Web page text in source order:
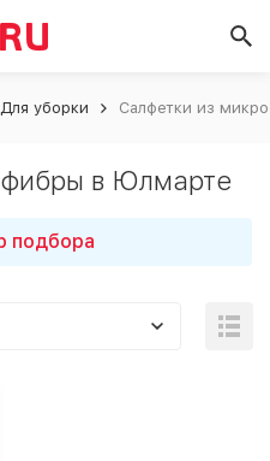
Для уборки Салфетки из
в Юлмарте
подбора